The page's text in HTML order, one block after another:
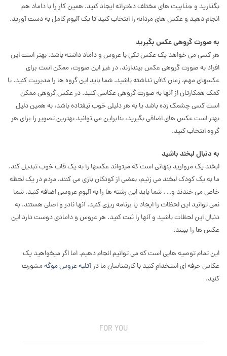
بگذارید و جذابیت های مختلف دخترانه ایجاد کنید. همین کار را با داماد هم
انجام دهید و عکس های مردانه را انتخاب کنید تا یک آلبوم کامل به دست آورید.
به صورت گروهی عکس بگیرید
هر کسی می خواهد یک عکس تکی با عروس و داماد داشته باشد. بهتر است این
افراد به صورت گروهی عکس بیندازند. در غیر این صورت، ممکن است برای
عکسهای مهم، زمان کافی نداشته باشید. شما باید این گروه ها را مدیریت کنید. با
کمک همکارتان از آنها به صورت گروهی عکاسی کنید. در عکس گروهی ممکن
است کسی چشمک زده باشد یا به هر دلیلی خوب نیفتاده باشد، به همین دلیل
بهتر است عکس های اضافی بگیرید، بنابراین می توانید بهترین تصویر را برای هر
گروه انتخاب کنید.
به دنبال لبخند باشید
لبخند یک مروارید پنهانی است که میتواند عکسها را به یک قاب خوب تبدیل کند.
ما به یک کودک لبخند می زنیم، بعضی از کودکان بازی می کنند، مردم در یک لحظه
خاص می خندند و… . شما باید این رشته ها را به آلبوم عروسی اضافه کنید. شما
نمی توانید این لحظات را ایجاد یا برنامه ریزی کنید. آنها نادر و اصلی هستند. به
دنبال این لحظات باشید و آنها را ثبت کنید. هر عروس و دامادی دوست دارد این
عکس ها را ببیند.
این تمام توصیه هایی است که می توانیم انجام دهیم. اما اگر میخواهید یک
عکاس حرفه ای استخدام کنید با کارشناسان ما درآتلیه عروس موگهمشورت
کنید.
FOR YOU